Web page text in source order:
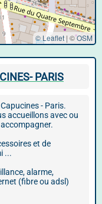
© Leaflet | ©OSM
PARIS
- Paris.
accueillons avec ou
et de
...
alarme,
(fibre ou adsl)